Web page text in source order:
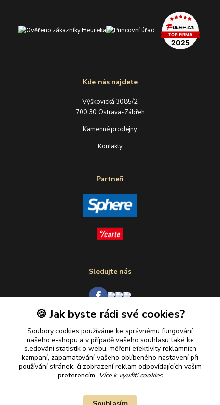
Kde nás najdete
Výškovická 3085/2
700 30 Ostrava-Zábřeh
Kamenné prodejny
Kontakty
Partneři
Sledujte nás
🍪 Jak byste rádi své cookies?
Soubory cookies používáme ke správnému fungování
našeho e-shopu a v případě vašeho souhlasu také ke
sledování statistik o webu, měření efektivity reklamních
kampaní, zapamatování vašeho oblíbeného nastavení při
používání stránek, či zobrazení reklam odpovídajících vašim
preferencím. Více k využití cookies